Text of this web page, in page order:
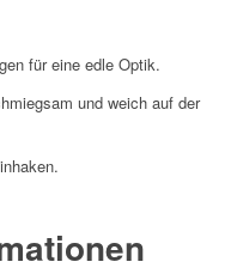
für eine edle Optik.
und weich auf der